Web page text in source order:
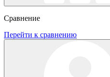
Сравнение
Перейти к сравнению